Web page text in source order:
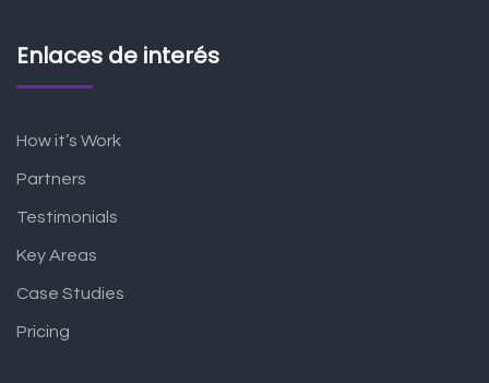
Enlaces de interés
How it’s Work
Partners
Testimonials
Key Areas
Case Studies
Pricing